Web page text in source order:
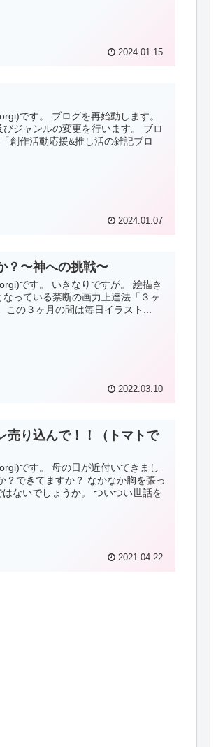
2024.01.15
です。 ブログを再始動します。
ジャンルの変更を行います。 ブロ
創作活動応援&推し活の雑記ブロ
2024.01.07
？〜神への挑戦〜
です。 いきなりですが。 絵描き
っている禁断の画力上達法「３ヶ
の３ヶ月の間は毎日イラスト...
2022.03.10
売り込んで！！（トマトで
です。 母の日が近付いてきまし
？できてますか？ なかなか胸を張っ
ないでしょうか。 ついつい世話を
2021.04.22